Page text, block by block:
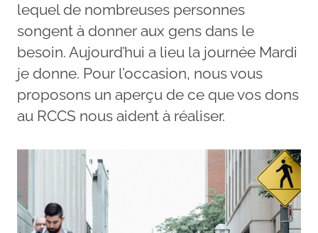
lequel de nombreuses personnes
songent à donner aux gens dans le
besoin. Aujourd’hui a lieu la journée Mardi
je donne. Pour l’occasion, nous vous
proposons un aperçu de ce que vos dons
au RCCS nous aident à réaliser.